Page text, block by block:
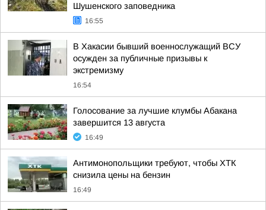
Шушенского заповедника
16:55
В Хакасии бывший военнослужащий ВСУ
осужден за публичные призывы к
экстремизму
16:54
Голосование за лучшие клумбы Абакана
завершится 13 августа
16:49
Антимонопольщики требуют, чтобы ХТК
снизила цены на бензин
16:49